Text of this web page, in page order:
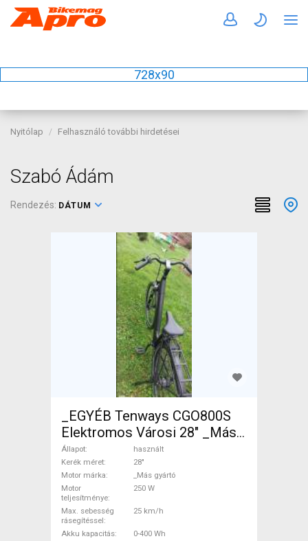
728x90
Nyitólap Felhasználó további hirdetései
Szabó Ádám
Rendezés: DÁTUM
_EGYÉB Tenways CGO800S
Elektromos Városi 28" _Más
gyártó használt ELADÓ
Állapot
használt
Kerék méret
28"
Motor márka
_Más gyártó
Motor
teljesítménye
250 W
Max. sebesség
rásegítéssel
25 km/h
Akku kapacitás
0-400 Wh